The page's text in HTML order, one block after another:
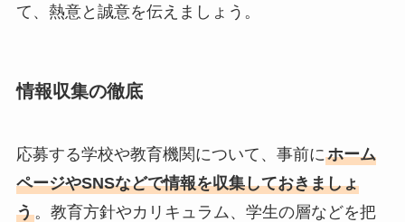
て、熱意と誠意を伝えましょう。
情報収集の徹底
応募する学校や教育機関について、事前にホーム
ページやSNSなどで情報を収集しておきましょ
う。教育方針やカリキュラム、学生の層などを把